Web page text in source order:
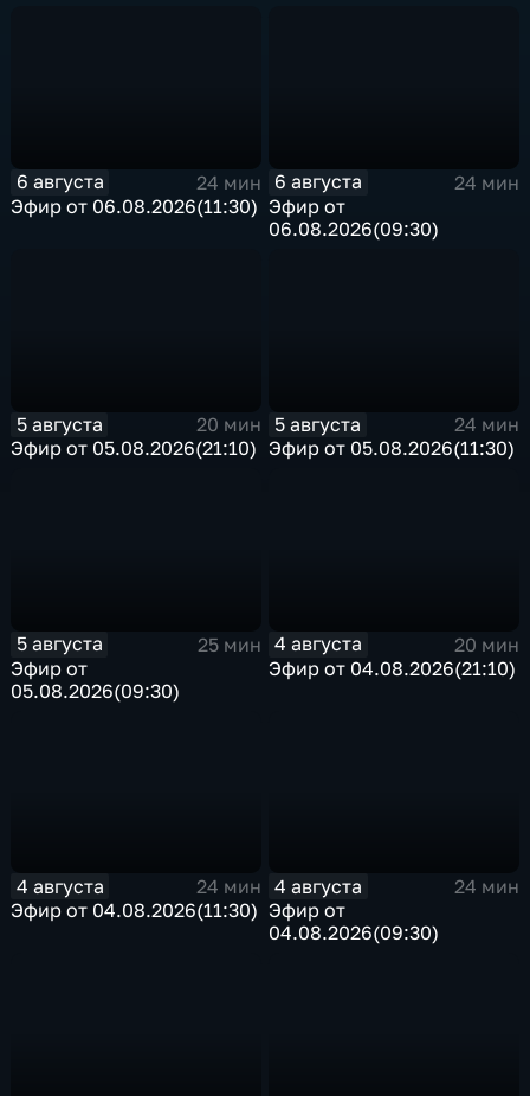
6 августа
24 мин
Эфир от 06.08.2026(11:30)
6 августа
24 мин
Эфир от
06.08.2026(09:30)
5 августа
20 мин
Эфир от 05.08.2026(21:10)
5 августа
24 мин
Эфир от 05.08.2026(11:30)
5 августа
25 мин
Эфир от
05.08.2026(09:30)
4 августа
20 мин
Эфир от 04.08.2026(21:10)
4 августа
24 мин
Эфир от 04.08.2026(11:30)
4 августа
24 мин
Эфир от
04.08.2026(09:30)